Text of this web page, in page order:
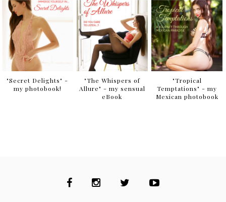
"Secret Delights" -
my photobook!
"The Whispers of
Allure" - my sensual
eBook
"Tropical
Temptations" - my
Mexican photobook